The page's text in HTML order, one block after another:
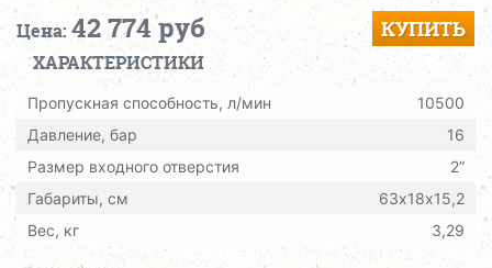
Цена: 42 774 руб КУПИТЬ
ХАРАКТЕРИСТИКИ
Пропускная способность, л/мин
10500
Давление, бар
16
Размер входного отверстия
2”
Габариты, см
63х18х15,2
Вес, кг
3,29